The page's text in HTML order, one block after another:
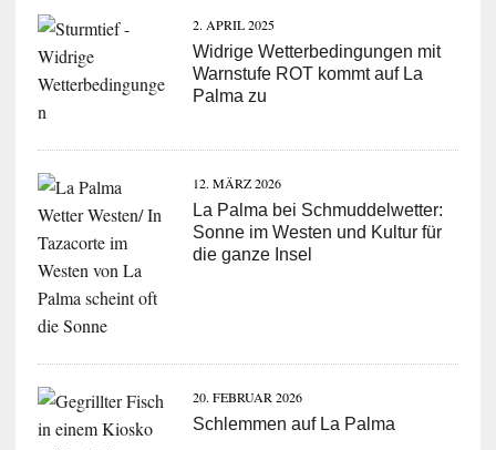
2. APRIL 2025
Widrige Wetterbedingungen mit
Warnstufe ROT kommt auf La
Palma zu
12. MÄRZ 2026
La Palma bei Schmuddelwetter:
Sonne im Westen und Kultur für
die ganze Insel
20. FEBRUAR 2026
Schlemmen auf La Palma